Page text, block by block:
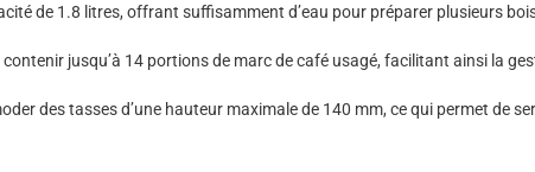
de 1.8 litres, offrant suffisamment d’eau pour préparer plusieurs
jusqu’à 14 portions de marc de café usagé, facilitant ainsi la
des tasses d’une hauteur maximale de 140 mm, ce qui permet de